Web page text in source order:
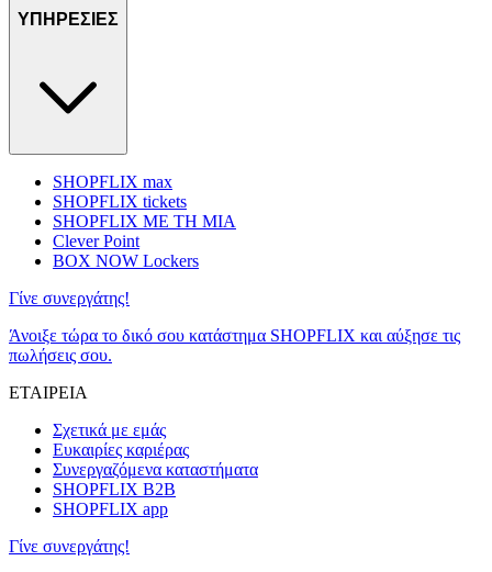
ΥΠΗΡΕΣΙΕΣ
SHOPFLIX max
SHOPFLIX tickets
SHOPFLIX ΜΕ ΤΗ ΜΙΑ
Clever Point
BOX NOW Lockers
Γίνε συνεργάτης!
Άνοιξε τώρα το δικό σου κατάστημα SHOPFLIX και αύξησε τις
πωλήσεις σου.
ΕΤΑΙΡΕΙΑ
Σχετικά με εμάς
Ευκαιρίες καριέρας
Συνεργαζόμενα καταστήματα
SHOPFLIX B2B
SHOPFLIX app
Γίνε συνεργάτης!